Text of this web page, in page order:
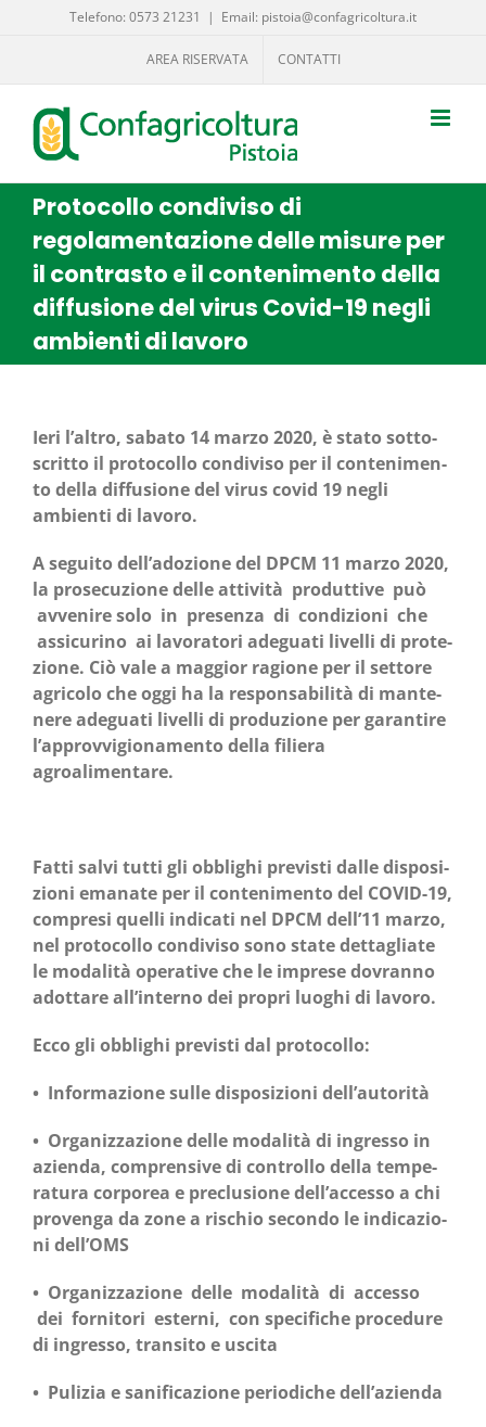
Telefono: 0573 21231 | Email: pistoia@confagricoltura.it
AREA RISERVATA CONTATTI
Protocollo condiviso di
regolamentazione delle misure per
il contrasto e il contenimento della
diffusione del virus Covid-19 negli
ambienti di lavoro
Ieri l’altro, saba­to 14 mar­zo 2020, è sta­to sot­to­
scrit­to il pro­to­col­lo con­di­vi­so per il con­te­ni­men­
to del­la dif­fu­sio­ne del virus covid 19 negli
ambien­ti di lavoro.
A segui­to dell’adozione del DPCM 11 mar­zo 2020,
la pro­se­cu­zio­ne del­le atti­vi­tà pro­dut­ti­ve può
avve­ni­re solo in pre­sen­za di con­di­zio­ni che
assi­cu­ri­no ai lavo­ra­to­ri ade­gua­ti livel­li di pro­te­
zio­ne. Ciò vale a mag­gior ragio­ne per il set­to­re
agri­co­lo che oggi ha la respon­sa­bi­li­tà di man­te­
ne­re ade­gua­ti livel­li di pro­du­zio­ne per garan­ti­re
l’approvvigionamento del­la filie­ra
agroalimentare.
Fat­ti sal­vi tut­ti gli obbli­ghi pre­vi­sti dal­le dispo­si­
zio­ni ema­na­te per il con­te­ni­men­to del COVID-19,
com­pre­si quel­li indi­ca­ti nel DPCM dell’11 mar­zo,
nel pro­to­col­lo con­di­vi­so sono sta­te det­ta­glia­te
le moda­li­tà ope­ra­ti­ve che le impre­se dovran­no
adot­ta­re all’in­ter­no dei pro­pri luo­ghi di lavo­ro.
Ecco gli obbli­ghi pre­vi­sti dal protocollo:
• Infor­ma­zio­ne sul­le dispo­si­zio­ni dell’autorità
• Orga­niz­za­zio­ne del­le moda­li­tà di ingres­so in
azien­da, com­pren­si­ve di con­trol­lo del­la tem­pe­
ra­tu­ra cor­po­rea e pre­clu­sio­ne dell’accesso a chi
pro­ven­ga da zone a rischio secon­do le indi­ca­zio­
ni dell’OMS
• Orga­niz­za­zio­ne del­le moda­li­tà di acces­so
dei for­ni­to­ri ester­ni, con spe­ci­fi­che pro­ce­du­re
di ingres­so, tran­si­to e uscita
• Puli­zia e sani­fi­ca­zio­ne perio­di­che dell’azienda